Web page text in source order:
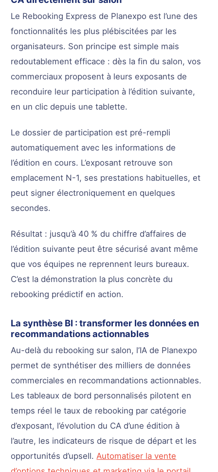
Le Rebooking Express de Planexpo est l’une des
fonctionnalités les plus plébiscitées par les
organisateurs. Son principe est simple mais
redoutablement efficace : dès la fin du salon, vos
commerciaux proposent à leurs exposants de
reconduire leur participation à l’édition suivante,
en un clic depuis une tablette.
Le dossier de participation est pré-rempli
automatiquement avec les informations de
l’édition en cours. L’exposant retrouve son
emplacement N-1, ses prestations habituelles, et
peut signer électroniquement en quelques
secondes.
Résultat : jusqu’à 40 % du chiffre d’affaires de
l’édition suivante peut être sécurisé avant même
que vos équipes ne reprennent leurs bureaux.
C’est la démonstration la plus concrète du
rebooking prédictif en action.
La synthèse BI : transformer les données en
recommandations actionnables
Au-delà du rebooking sur salon, l’IA de Planexpo
permet de synthétiser des milliers de données
commerciales en recommandations actionnables.
Les tableaux de bord personnalisés pilotent en
temps réel le taux de rebooking par catégorie
d’exposant, l’évolution du CA d’une édition à
l’autre, les indicateurs de risque de départ et les
opportunités d’upsell.Automatiser la vente